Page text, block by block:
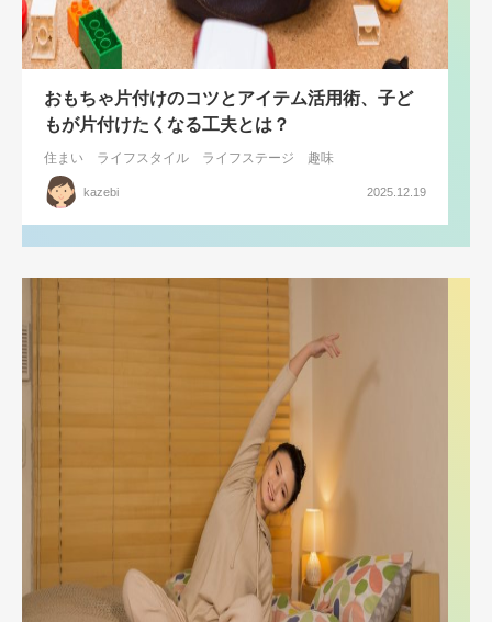
おもちゃ片付けのコツとアイテム活用術、子ど
もが片付けたくなる工夫とは？
住まい ライフスタイル ライフステージ 趣味
kazebi 2025.12.19